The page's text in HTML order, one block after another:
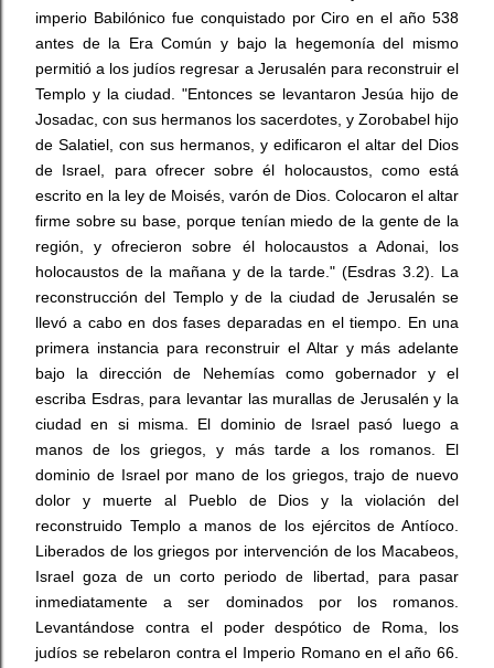
imperio Babilónico fue conquistado por Ciro en el año 538
antes de la Era Común y bajo la hegemonía del mismo
permitió a los judíos regresar a Jerusalén para reconstruir el
Templo y la ciudad. "Entonces se levantaron Jesúa hijo de
Josadac, con sus hermanos los sacerdotes, y Zorobabel hijo
de Salatiel, con sus hermanos, y edificaron el altar del Dios
de Israel, para ofrecer sobre él holocaustos, como está
escrito en la ley de Moisés, varón de Dios. Colocaron el altar
firme sobre su base, porque tenían miedo de la gente de la
región, y ofrecieron sobre él holocaustos a Adonai, los
holocaustos de la mañana y de la tarde." (Esdras 3.2). La
reconstrucción del Templo y de la ciudad de Jerusalén se
llevó a cabo en dos fases deparadas en el tiempo. En una
primera instancia para reconstruir el Altar y más adelante
bajo la dirección de Nehemías como gobernador y el
escriba Esdras, para levantar las murallas de Jerusalén y la
ciudad en si misma. El dominio de Israel pasó luego a
manos de los griegos, y más tarde a los romanos. El
dominio de Israel por mano de los griegos, trajo de nuevo
dolor y muerte al Pueblo de Dios y la violación del
reconstruido Templo a manos de los ejércitos de Antíoco.
Liberados de los griegos por intervención de los Macabeos,
Israel goza de un corto periodo de libertad, para pasar
inmediatamente a ser dominados por los romanos.
Levantándose contra el poder despótico de Roma, los
judíos se rebelaron contra el Imperio Romano en el año 66.